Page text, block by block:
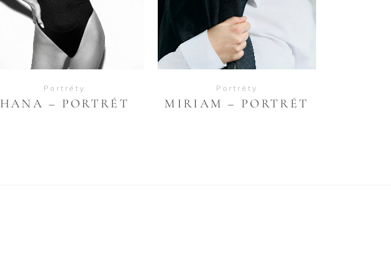
HANA – PORTRÉT
Portréty
MIRIAM – PORTRÉT
Portréty